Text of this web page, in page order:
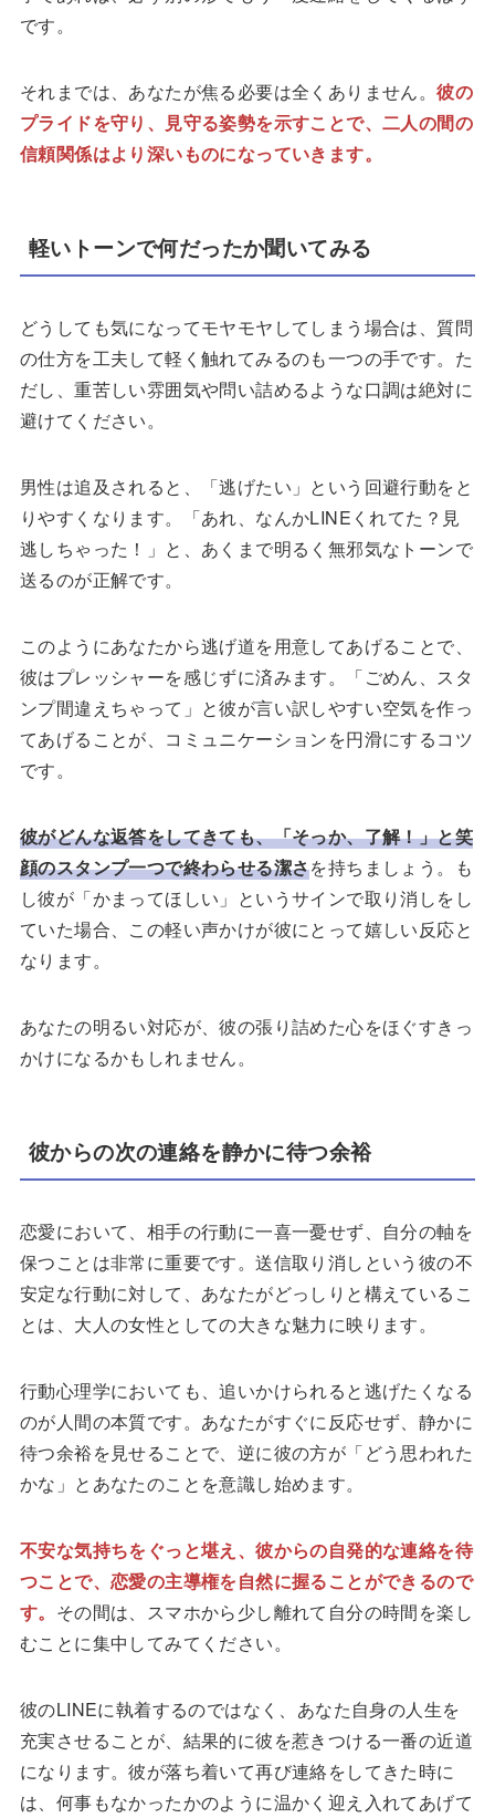
です。
それまでは、あなたが焦る必要は全くありません。彼の
プライドを守り、見守る姿勢を示すことで、二人の間の
信頼関係はより深いものになっていきます。
軽いトーンで何だったか聞いてみる
どうしても気になってモヤモヤしてしまう場合は、質問
の仕方を工夫して軽く触れてみるのも一つの手です。た
だし、重苦しい雰囲気や問い詰めるような口調は絶対に
避けてください。
男性は追及されると、「逃げたい」という回避行動をと
りやすくなります。「あれ、なんかLINEくれてた？見
逃しちゃった！」と、あくまで明るく無邪気なトーンで
送るのが正解です。
このようにあなたから逃げ道を用意してあげることで、
彼はプレッシャーを感じずに済みます。「ごめん、スタ
ンプ間違えちゃって」と彼が言い訳しやすい空気を作っ
てあげることが、コミュニケーションを円滑にするコツ
です。
彼がどんな返答をしてきても、「そっか、了解！」と笑
顔のスタンプ一つで終わらせる潔さを持ちましょう。も
し彼が「かまってほしい」というサインで取り消しをし
ていた場合、この軽い声かけが彼にとって嬉しい反応と
なります。
あなたの明るい対応が、彼の張り詰めた心をほぐすきっ
かけになるかもしれません。
彼からの次の連絡を静かに待つ余裕
恋愛において、相手の行動に一喜一憂せず、自分の軸を
保つことは非常に重要です。送信取り消しという彼の不
安定な行動に対して、あなたがどっしりと構えているこ
とは、大人の女性としての大きな魅力に映ります。
行動心理学においても、追いかけられると逃げたくなる
のが人間の本質です。あなたがすぐに反応せず、静かに
待つ余裕を見せることで、逆に彼の方が「どう思われた
かな」とあなたのことを意識し始めます。
不安な気持ちをぐっと堪え、彼からの自発的な連絡を待
つことで、恋愛の主導権を自然に握ることができるので
す。 その間は、スマホから少し離れて自分の時間を楽し
むことに集中してみてください。
彼のLINEに執着するのではなく、あなた自身の人生を
充実させることが、結果的に彼を惹きつける一番の近道
になります。彼が落ち着いて再び連絡をしてきた時に
は、何事もなかったかのように温かく迎え入れてあげて